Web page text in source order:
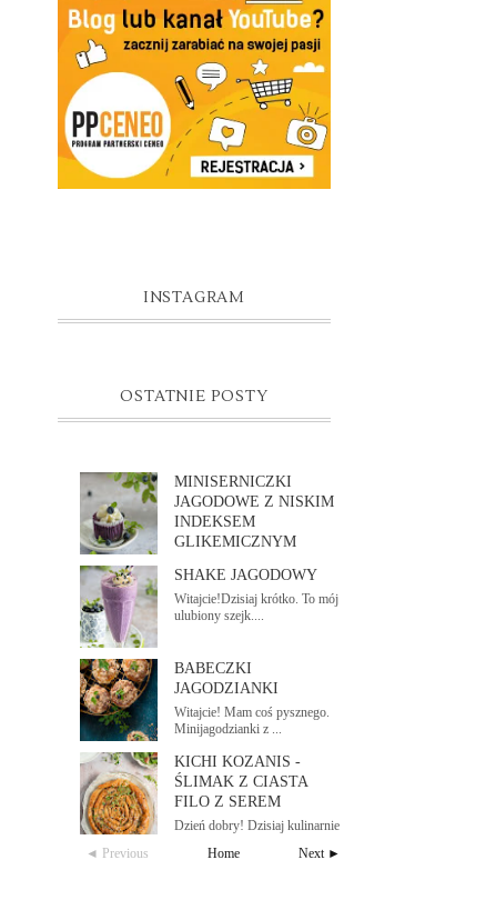
INSTAGRAM
OSTATNIE POSTY
MINISERNICZKI
JAGODOWE Z NISKIM
INDEKSEM
GLIKEMICZNYM
Dzień dobry! Pod koniec sezonu
jagodowego wp... SHAKE JAGODOWY
Witajcie!Dzisiaj krótko. To mój
ulubiony szejk....
BABECZKI
JAGODZIANKI
Witajcie! Mam coś pysznego.
Minijagodzianki z ...
KICHI KOZANIS -
ŚLIMAK Z CIASTA
FILO Z SEREM
Dzień dobry! Dzisiaj kulinarnie
◄ Previous Next ►
Home